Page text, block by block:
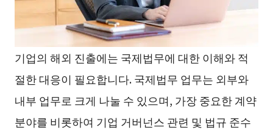
기업의 해외 진출에는 국제법무에 대한 이해와 적
절한 대응이 필요합니다. 국제법무 업무는 외부와
내부 업무로 크게 나눌 수 있으며, 가장 중요한 계약
분야를 비롯하여 기업 거버넌스 관련 및 법규 준수